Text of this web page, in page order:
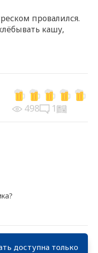
провалился.
кашу,
498 1
доступна только